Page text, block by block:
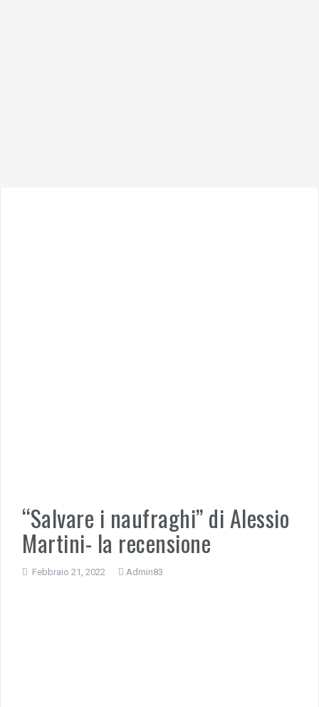
“Salvare i naufraghi” di Alessio
Martini- la recensione
Febbraio 21, 2022 Admin83